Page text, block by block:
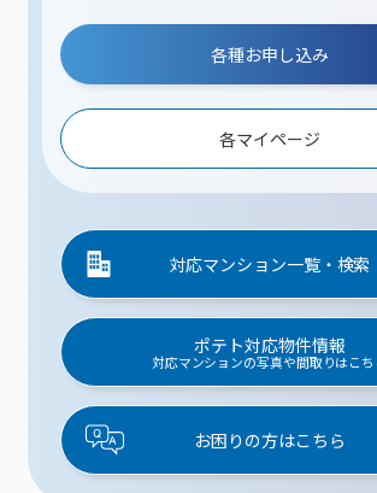
各種お申し込み
各マイページ
対応マンション一覧・検索
ポテト対応物件情報
対応マンションの写真や間取りはこち
お困りの方はこちら